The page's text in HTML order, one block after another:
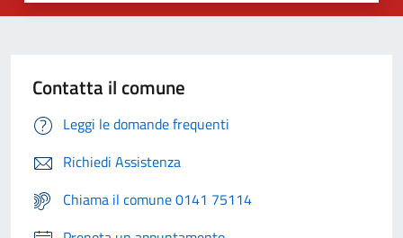
Contatta il comune
Leggi le domande frequenti
Richiedi Assistenza
Chiama il comune 0141 75114